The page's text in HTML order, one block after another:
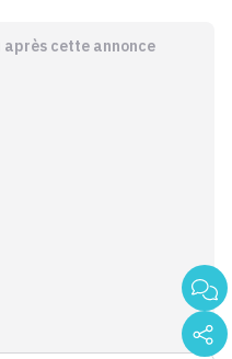
après cette annonce